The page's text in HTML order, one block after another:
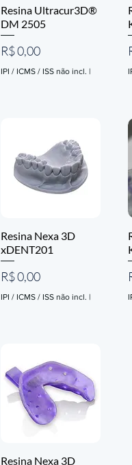
Resina Ultracur3D®
DM 2505
Preço
R$ 0,00
IPI / ICMS / ISS não incl. |
Resina Nexa 3D
xDENT201
Preço
R$ 0,00
IPI / ICMS / ISS não incl. |
Resina Nexa 3D